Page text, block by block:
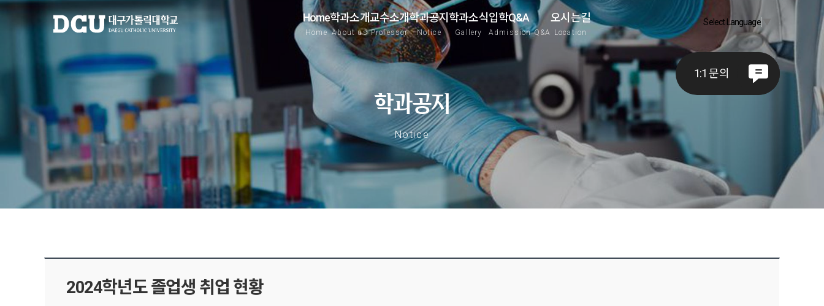
Home
Home
학과소개
About us
교수소개
Professor
학과공지
Notice
학과소식
Gallery
입학Q&A
Admission Q&A
오시는길
Location
Select Language
1:1 문의
학과공지
Notice
2024학년도 졸업생 취업 현황